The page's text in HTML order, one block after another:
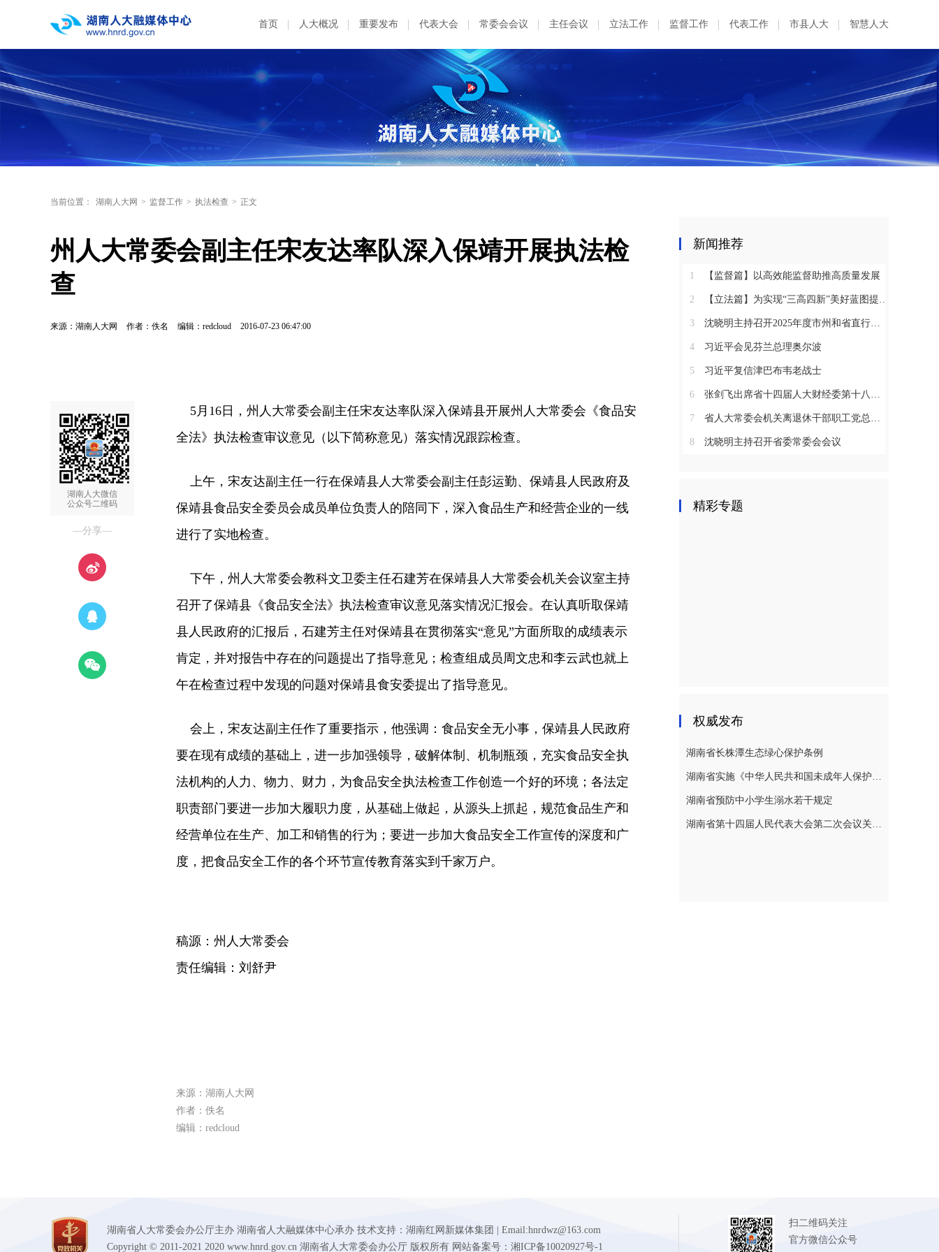
首页 人大概况 重要发布 代表大会 常委会会议 主任会议 立法工作 监督工作 代表工作 市县人大 智慧人大
当前位置： 湖南人大网 > 监督工作 > 执法检查 > 正文
州人大常委会副主任宋友达率队深入保靖开展执法检
查
来源：湖南人大网 作者：佚名 编辑：redcloud 2016-07-23 06:47:00
湖南人大微信
公众号二维码
—分享—
5月16日，州人大常委会副主任宋友达率队深入保靖县开展州人大常委会《食品安
全法》执法检查审议意见（以下简称意见）落实情况跟踪检查。
上午，宋友达副主任一行在保靖县人大常委会副主任彭运勤、保靖县人民政府及
保靖县食品安全委员会成员单位负责人的陪同下，深入食品生产和经营企业的一线
进行了实地检查。
下午，州人大常委会教科文卫委主任石建芳在保靖县人大常委会机关会议室主持
召开了保靖县《食品安全法》执法检查审议意见落实情况汇报会。在认真听取保靖
县人民政府的汇报后，石建芳主任对保靖县在贯彻落实“意见”方面所取的成绩表示
肯定，并对报告中存在的问题提出了指导意见；检查组成员周文忠和李云武也就上
午在检查过程中发现的问题对保靖县食安委提出了指导意见。
会上，宋友达副主任作了重要指示，他强调：食品安全无小事，保靖县人民政府
要在现有成绩的基础上，进一步加强领导，破解体制、机制瓶颈，充实食品安全执
法机构的人力、物力、财力，为食品安全执法检查工作创造一个好的环境；各法定
职责部门要进一步加大履职力度，从基础上做起，从源头上抓起，规范食品生产和
经营单位在生产、加工和销售的行为；要进一步加大食品安全工作宣传的深度和广
度，把食品安全工作的各个环节宣传教育落实到千家万户。
稿源：州人大常委会
责任编辑：刘舒尹
来源：湖南人大网
作者：佚名
编辑：redcloud
新闻推荐
1 【监督篇】以高效能监督助推高质量发展
2 【立法篇】为实现“三高四新”美好蓝图提供坚实法治保障
3 沈晓明主持召开2025年度市州和省直行业系统党（工）委书记抓基层党建工作述职评议会议
4 习近平会见芬兰总理奥尔波
5 习近平复信津巴布韦老战士
6 张剑飞出席省十四届人大财经委第十八次全体会议
7 省人大常委会机关离退休干部职工党总支召开2025年度总结表彰大会
8 沈晓明主持召开省委常委会会议
精彩专题
权威发布
湖南省长株潭生态绿心保护条例
湖南省实施《中华人民共和国未成年人保护法》若干规定
湖南省预防中小学生溺水若干规定
湖南省第十四届人民代表大会第二次会议关于湖南省人民代表大会常务委员会工作报告的决议
湖南省人大常委会办公厅主办 湖南省人大融媒体中心承办 技术支持：湖南红网新媒体集团 | Email:hnrdwz@163.com
Copyright © 2011-2021 2020 www.hnrd.gov.cn 湖南省人大常委会办公厅 版权所有 网站备案号：湘ICP备10020927号-1
扫二维码关注
官方微信公众号